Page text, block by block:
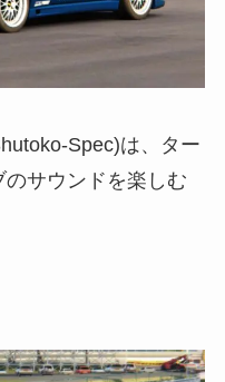
Spec)は、ター
サウンドを楽しむ